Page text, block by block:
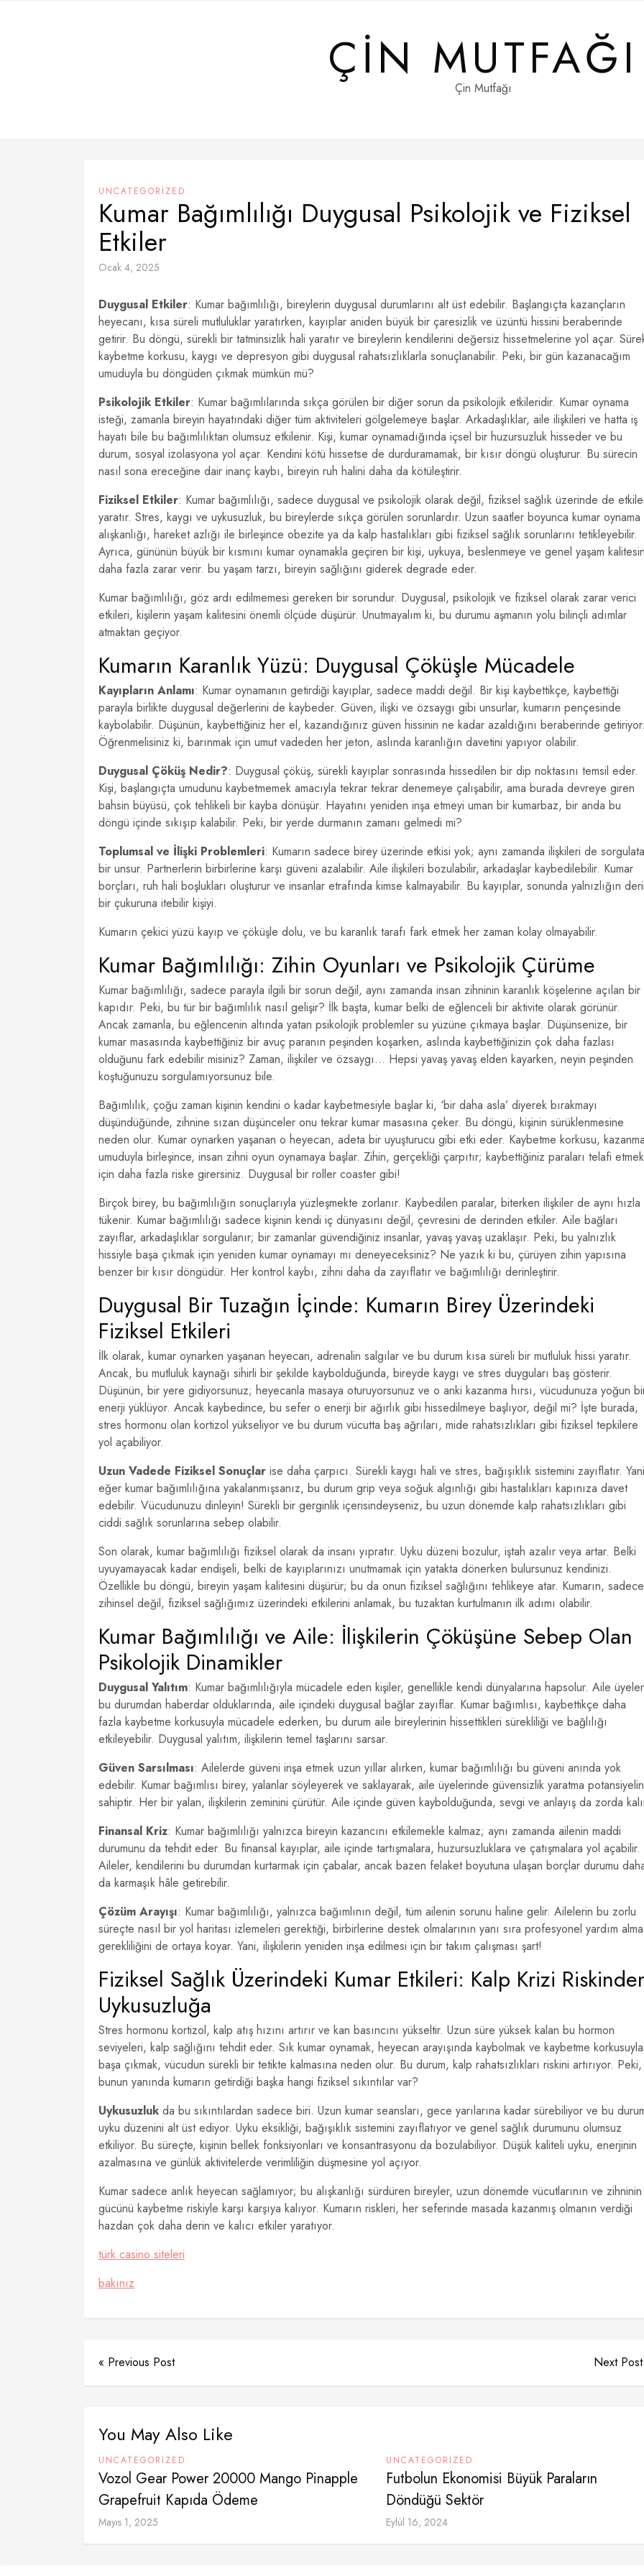
ÇIN MUTFAĞI
Çin Mutfağı
UNCATEGORIZED
Kumar Bağımlılığı Duygusal Psikolojik ve Fiziksel
Etkiler
Ocak 4, 2025
Duygusal Etkiler: Kumar bağımlılığı, bireylerin duygusal durumlarını alt üst edebilir. Başlangıçta kazançların
heyecanı, kısa süreli mutluluklar yaratırken, kayıplar aniden büyük bir çaresizlik ve üzüntü hissini beraberinde
getirir. Bu döngü, sürekli bir tatminsizlik hali yaratır ve bireylerin kendilerini değersiz hissetmelerine yol açar.
kaybetme korkusu, kaygı ve depresyon gibi duygusal rahatsızlıklarla sonuçlanabilir. Peki, bir gün kazanacağım
umuduyla bu döngüden çıkmak mümkün mü?
Psikolojik Etkiler: Kumar bağımlılarında sıkça görülen bir diğer sorun da psikolojik etkileridir. Kumar oynama
isteği, zamanla bireyin hayatındaki diğer tüm aktiviteleri gölgelemeye başlar. Arkadaşlıklar, aile ilişkileri ve hatta iş
hayatı bile bu bağımlılıktan olumsuz etkilenir. Kişi, kumar oynamadığında içsel bir huzursuzluk hisseder ve bu
durum, sosyal izolasyona yol açar. Kendini kötü hissetse de durduramamak, bir kısır döngü oluşturur. Bu sürecin
nasıl sona ereceğine dair inanç kaybı, bireyin ruh halini daha da kötüleştirir.
Fiziksel Etkiler: Kumar bağımlılığı, sadece duygusal ve psikolojik olarak değil, fiziksel sağlık üzerinde de
yaratır. Stres, kaygı ve uykusuzluk, bu bireylerde sıkça görülen sorunlardır. Uzun saatler boyunca kumar oynama
alışkanlığı, hareket azlığı ile birleşince obezite ya da kalp hastalıkları gibi fiziksel sağlık sorunlarını tetikleyebilir.
Ayrıca, gününün büyük bir kısmını kumar oynamakla geçiren bir kişi, uykuya, beslenmeye ve genel yaşam
daha fazla zarar verir. bu yaşam tarzı, bireyin sağlığını giderek degrade eder.
Kumar bağımlılığı, göz ardı edilmemesi gereken bir sorundur. Duygusal, psikolojik ve fiziksel olarak zarar verici
etkileri, kişilerin yaşam kalitesini önemli ölçüde düşürür. Unutmayalım ki, bu durumu aşmanın yolu bilinçli adımlar
atmaktan geçiyor.
Kumarın Karanlık Yüzü: Duygusal Çöküşle Mücadele
Kayıpların Anlamı: Kumar oynamanın getirdiği kayıplar, sadece maddi değil. Bir kişi kaybettikçe, kaybettiği
parayla birlikte duygusal değerlerini de kaybeder. Güven, ilişki ve özsaygı gibi unsurlar, kumarın pençesinde
kaybolabilir. Düşünün, kaybettiğiniz her el, kazandığınız güven hissinin ne kadar azaldığını beraberinde
Öğrenmelisiniz ki, barınmak için umut vadeden her jeton, aslında karanlığın davetini yapıyor olabilir.
Duygusal Çöküş Nedir?: Duygusal çöküş, sürekli kayıplar sonrasında hissedilen bir dip noktasını temsil eder.
Kişi, başlangıçta umudunu kaybetmemek amacıyla tekrar tekrar denemeye çalışabilir, ama burada devreye giren
bahsin büyüsü, çok tehlikeli bir kayba dönüşür. Hayatını yeniden inşa etmeyi uman bir kumarbaz, bir anda bu
döngü içinde sıkışıp kalabilir. Peki, bir yerde durmanın zamanı gelmedi mi?
Toplumsal ve İlişki Problemleri: Kumarın sadece birey üzerinde etkisi yok; aynı zamanda ilişkileri de
bir unsur. Partnerlerin birbirlerine karşı güveni azalabilir. Aile ilişkileri bozulabilir, arkadaşlar kaybedilebilir. Kumar
borçları, ruh hali boşlukları oluşturur ve insanlar etrafında kimse kalmayabilir. Bu kayıplar, sonunda yalnızlığın
bir çukuruna itebilir kişiyi.
Kumarın çekici yüzü kayıp ve çöküşle dolu, ve bu karanlık tarafı fark etmek her zaman kolay olmayabilir.
Kumar Bağımlılığı: Zihin Oyunları ve Psikolojik Çürüme
Kumar bağımlılığı, sadece parayla ilgili bir sorun değil, aynı zamanda insan zihninin karanlık köşelerine açılan bir
kapıdır. Peki, bu tür bir bağımlılık nasıl gelişir? İlk başta, kumar belki de eğlenceli bir aktivite olarak görünür.
Ancak zamanla, bu eğlencenin altında yatan psikolojik problemler su yüzüne çıkmaya başlar. Düşünsenize, bir
kumar masasında kaybettiğiniz bir avuç paranın peşinden koşarken, aslında kaybettiğinizin çok daha fazlası
olduğunu fark edebilir misiniz? Zaman, ilişkiler ve özsaygı… Hepsi yavaş yavaş elden kayarken, neyin peşinden
koştuğunuzu sorgulamıyorsunuz bile.
Bağımlılık, çoğu zaman kişinin kendini o kadar kaybetmesiyle başlar ki, ‘bir daha asla’ diyerek bırakmayı
düşündüğünde, zihnine sızan düşünceler onu tekrar kumar masasına çeker. Bu döngü, kişinin sürüklenmesine
neden olur. Kumar oynarken yaşanan o heyecan, adeta bir uyuşturucu gibi etki eder. Kaybetme korkusu,
umuduyla birleşince, insan zihni oyun oynamaya başlar. Zihin, gerçekliği çarpıtır; kaybettiğiniz paraları telafi etmek
için daha fazla riske girersiniz. Duygusal bir roller coaster gibi!
Birçok birey, bu bağımlılığın sonuçlarıyla yüzleşmekte zorlanır. Kaybedilen paralar, biterken ilişkiler de aynı hızla
tükenir. Kumar bağımlılığı sadece kişinin kendi iç dünyasını değil, çevresini de derinden etkiler. Aile bağları
zayıflar, arkadaşlıklar sorgulanır; bir zamanlar güvendiğiniz insanlar, yavaş yavaş uzaklaşır. Peki, bu yalnızlık
hissiyle başa çıkmak için yeniden kumar oynamayı mı deneyeceksiniz? Ne yazık ki bu, çürüyen zihin yapısına
benzer bir kısır döngüdür. Her kontrol kaybı, zihni daha da zayıflatır ve bağımlılığı derinleştirir.
Duygusal Bir Tuzağın İçinde: Kumarın Birey Üzerindeki
Fiziksel Etkileri
İlk olarak, kumar oynarken yaşanan heyecan, adrenalin salgılar ve bu durum kısa süreli bir mutluluk hissi yaratır.
Ancak, bu mutluluk kaynağı sihirli bir şekilde kaybolduğunda, bireyde kaygı ve stres duyguları baş gösterir.
Düşünün, bir yere gidiyorsunuz; heyecanla masaya oturuyorsunuz ve o anki kazanma hırsı, vücudunuza yoğun
enerji yüklüyor. Ancak kaybedince, bu sefer o enerji bir ağırlık gibi hissedilmeye başlıyor, değil mi? İşte burada,
stres hormonu olan kortizol yükseliyor ve bu durum vücutta baş ağrıları, mide rahatsızlıkları gibi fiziksel tepkilere
yol açabiliyor.
Uzun Vadede Fiziksel Sonuçlar ise daha çarpıcı. Sürekli kaygı hali ve stres, bağışıklık sistemini zayıflatır.
eğer kumar bağımlılığına yakalanmışsanız, bu durum grip veya soğuk algınlığı gibi hastalıkları kapınıza davet
edebilir. Vücudunuzu dinleyin! Sürekli bir gerginlik içerisindeyseniz, bu uzun dönemde kalp rahatsızlıkları gibi
ciddi sağlık sorunlarına sebep olabilir.
Son olarak, kumar bağımlılığı fiziksel olarak da insanı yıpratır. Uyku düzeni bozulur, iştah azalır veya artar. Belki
uyuyamayacak kadar endişeli, belki de kayıplarınızı unutmamak için yatakta dönerken bulursunuz kendinizi.
Özellikle bu döngü, bireyin yaşam kalitesini düşürür; bu da onun fiziksel sağlığını tehlikeye atar. Kumarın, sadece
zihinsel değil, fiziksel sağlığımız üzerindeki etkilerini anlamak, bu tuzaktan kurtulmanın ilk adımı olabilir.
Kumar Bağımlılığı ve Aile: İlişkilerin Çöküşüne Sebep Olan
Psikolojik Dinamikler
Duygusal Yalıtım: Kumar bağımlılığıyla mücadele eden kişiler, genellikle kendi dünyalarına hapsolur. Aile
bu durumdan haberdar olduklarında, aile içindeki duygusal bağlar zayıflar. Kumar bağımlısı, kaybettikçe daha
fazla kaybetme korkusuyla mücadele ederken, bu durum aile bireylerinin hissettikleri sürekliliği ve bağlılığı
etkileyebilir. Duygusal yalıtım, ilişkilerin temel taşlarını sarsar.
Güven Sarsılması: Ailelerde güveni inşa etmek uzun yıllar alırken, kumar bağımlılığı bu güveni anında yok
edebilir. Kumar bağımlısı birey, yalanlar söyleyerek ve saklayarak, aile üyelerinde güvensizlik yaratma
sahiptir. Her bir yalan, ilişkilerin zeminini çürütür. Aile içinde güven kaybolduğunda, sevgi ve anlayış da zorda
Finansal Kriz: Kumar bağımlılığı yalnızca bireyin kazancını etkilemekle kalmaz; aynı zamanda ailenin maddi
durumunu da tehdit eder. Bu finansal kayıplar, aile içinde tartışmalara, huzursuzluklara ve çatışmalara yol açabilir.
Aileler, kendilerini bu durumdan kurtarmak için çabalar, ancak bazen felaket boyutuna ulaşan borçlar durumu
da karmaşık hâle getirebilir.
Çözüm Arayışı: Kumar bağımlılığı, yalnızca bağımlının değil, tüm ailenin sorunu haline gelir. Ailelerin bu zorlu
süreçte nasıl bir yol haritası izlemeleri gerektiği, birbirlerine destek olmalarının yanı sıra profesyonel yardım alma
gerekliliğini de ortaya koyar. Yani, ilişkilerin yeniden inşa edilmesi için bir takım çalışması şart!
Fiziksel Sağlık Üzerindeki Kumar Etkileri: Kalp Krizi
Uykusuzluğa
Stres hormonu kortizol, kalp atış hızını artırır ve kan basıncını yükseltir. Uzun süre yüksek kalan bu hormon
seviyeleri, kalp sağlığını tehdit eder. Sık kumar oynamak, heyecan arayışında kaybolmak ve kaybetme korkusuyla
başa çıkmak, vücudun sürekli bir tetikte kalmasına neden olur. Bu durum, kalp rahatsızlıkları riskini artırıyor. Peki,
bunun yanında kumarın getirdiği başka hangi fiziksel sıkıntılar var?
Uykusuzluk da bu sıkıntılardan sadece biri. Uzun kumar seansları, gece yarılarına kadar sürebiliyor ve bu
uyku düzenini alt üst ediyor. Uyku eksikliği, bağışıklık sistemini zayıflatıyor ve genel sağlık durumunu olumsuz
etkiliyor. Bu süreçte, kişinin bellek fonksiyonları ve konsantrasyonu da bozulabiliyor. Düşük kaliteli uyku, enerjinin
azalmasına ve günlük aktivitelerde verimliliğin düşmesine yol açıyor.
Kumar sadece anlık heyecan sağlamıyor; bu alışkanlığı sürdüren bireyler, uzun dönemde vücutlarının ve zihninin
gücünü kaybetme riskiyle karşı karşıya kalıyor. Kumarın riskleri, her seferinde masada kazanmış olmanın verdiği
hazdan çok daha derin ve kalıcı etkiler yaratıyor.
türk casino siteleri
bakınız
« Previous Post Next
You May Also Like
UNCATEGORIZED
Vozol Gear Power 20000 Mango Pinapple
Grapefruit Kapıda Ödeme
Mayıs 1, 2025
UNCATEGORIZED
Futbolun Ekonomisi Büyük Paraların
Döndüğü Sektör
Eylül 16, 2024